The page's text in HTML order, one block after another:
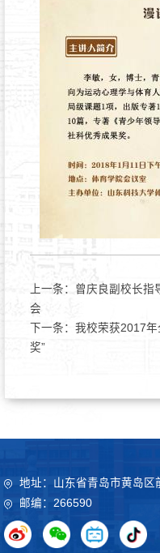
上一条： 曾庆良副校长指
会
下一条： 我校荣获2017年
奖”
地址：山东省青岛市黄岛区
邮编：266590